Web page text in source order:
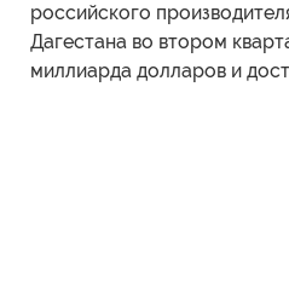
российского
Дагестана во втором
миллиарда долларов и